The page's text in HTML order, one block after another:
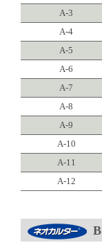
A-3
A-4
A-5
A-6
A-7
A-8
A-9
A-10
A-11
A-12